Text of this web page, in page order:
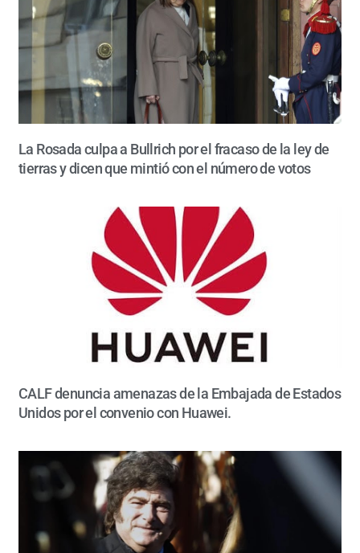
La Rosada culpa a Bullrich por el fracaso de la ley de
tierras y dicen que mintió con el número de votos
CALF denuncia amenazas de la Embajada de Estados
Unidos por el convenio con Huawei.